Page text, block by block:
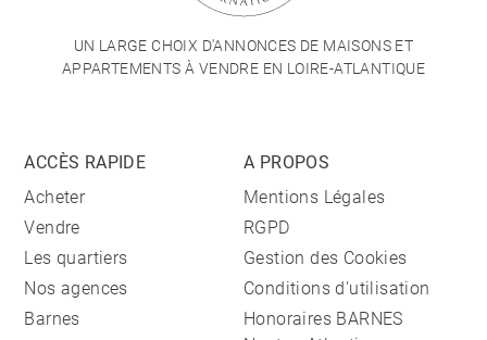
UN LARGE CHOIX D'ANNONCES DE MAISONS ET
APPARTEMENTS À VENDRE EN LOIRE-ATLANTIQUE
ACCÈS RAPIDE
Acheter
Vendre
Les quartiers
Nos agences
Barnes
A PROPOS
Mentions Légales
RGPD
Gestion des Cookies
Conditions d'utilisation
Honoraires BARNES